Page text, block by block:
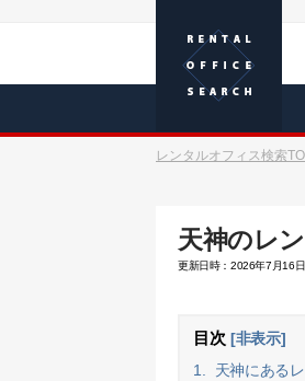
レンタルオフィス検索
天神のレ
更新日時：2026年7月16日
目次 [非表示]
1.
天神にある